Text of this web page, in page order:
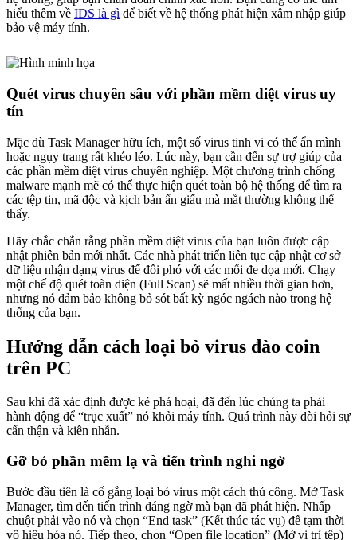
hiểu thêm về IDS là gì để biết về hệ thống phát hiện xâm nhập giúp
bảo vệ máy tính.
Quét virus chuyên sâu với phần mềm diệt virus uy
tín
Mặc dù Task Manager hữu ích, một số virus tinh vi có thể ẩn mình
hoặc ngụy trang rất khéo léo. Lúc này, bạn cần đến sự trợ giúp của
các phần mềm diệt virus chuyên nghiệp. Một chương trình chống
malware mạnh mẽ có thể thực hiện quét toàn bộ hệ thống để tìm ra
các tệp tin, mã độc và kịch bản ẩn giấu mà mắt thường không thể
thấy.
Hãy chắc chắn rằng phần mềm diệt virus của bạn luôn được cập
nhật phiên bản mới nhất. Các nhà phát triển liên tục cập nhật cơ sở
dữ liệu nhận dạng virus để đối phó với các mối đe dọa mới. Chạy
một chế độ quét toàn diện (Full Scan) sẽ mất nhiều thời gian hơn,
nhưng nó đảm bảo không bỏ sót bất kỳ ngóc ngách nào trong hệ
thống của bạn.
Hướng dẫn cách loại bỏ virus đào coin
trên PC
Sau khi đã xác định được kẻ phá hoại, đã đến lúc chúng ta phải
hành động để “trục xuất” nó khỏi máy tính. Quá trình này đòi hỏi sự
cẩn thận và kiên nhẫn.
Gỡ bỏ phần mềm lạ và tiến trình nghi ngờ
Bước đầu tiên là cố gắng loại bỏ virus một cách thủ công. Mở Task
Manager, tìm đến tiến trình đáng ngờ mà bạn đã phát hiện. Nhấp
chuột phải vào nó và chọn “End task” (Kết thúc tác vụ) để tạm thời
vô hiệu hóa nó. Tiếp theo, chọn “Open file location” (Mở vị trí tệp)